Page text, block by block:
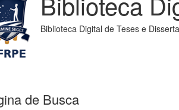
Biblioteca Digital de Teses e
de Busca